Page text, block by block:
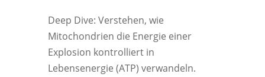
Deep Dive: Verstehen, wie
Mitochondrien die Energie einer
Explosion kontrolliert in
Lebensenergie (ATP) verwandeln.